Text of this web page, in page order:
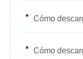
Cómo
Cómo